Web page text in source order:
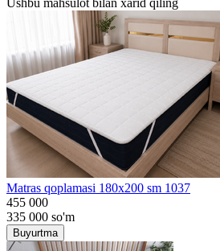
Matras qoplamasi 180x200 sm 1037
455 000
335 000 so'm
Buyurtma